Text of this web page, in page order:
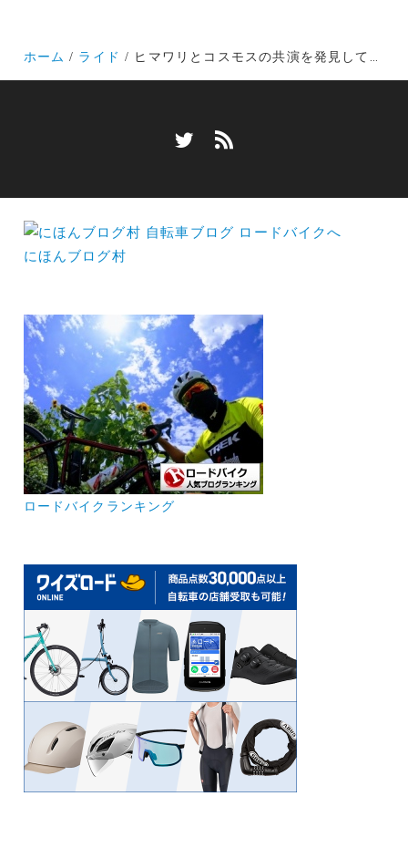
ホーム ライド ヒマワリとコスモスの共演を発見して元気が出るロードバイクっていいよね！
にほんブログ村
ロードバイクランキング